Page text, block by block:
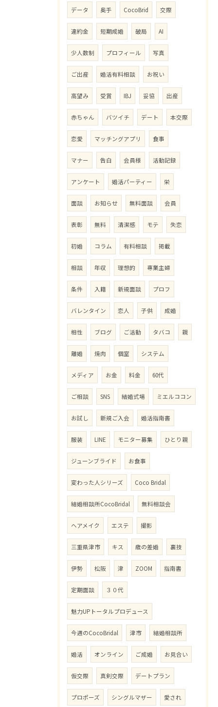
データ 奥手 CocoBrid 交際
違約金 短期成婚 破局 AI
少人数制 プロフィール 写真
ご出産 婚活有料相談 お祝い
高望み 受賞 IBJ 妥協 出産
赤ちゃん バツイチ デート 本交際
恋愛 マッチングアプリ 食事
マナー 告白 会員様 活動記録
アンケート 婚活パーティー 栄
面談 お知らせ 無料面談 会員
表彰 無料 清潔感 モテ 失恋
初婚 コラム 有料相談 掲載
相談 年収 理想的 専業主婦
条件 入籍 新規面談 プロフ
バレンタイン 恋人 子供 成婚
相性 ブログ ご活動 タバコ 親
離婚 焼肉 個室 システム
メディア お金 料金 60代
ご相談 SNS 結婚式場 ミエルココン
お試し 新規ご入会 婚活指南書
服装 LINE モニター募集 ひとり親
ジューンブライド お食事
変わった人シリーズ Coco Bridal
結婚相談所CocoBridal 無料相談会
ヘアメイク エステ 撮影
三重県津市 キス 歳の差婚 裏技
伊勢 松阪 津 ZOOM 指南書
定期面談 ３０代
魅力UPトータルプロデュース
今週のCocoBridal 津市 結婚相談所
婚活 オンライン ご成婚 お見合い
仮交際 真剣交際 デートプラン
プロポーズ シングルマザー 愛され